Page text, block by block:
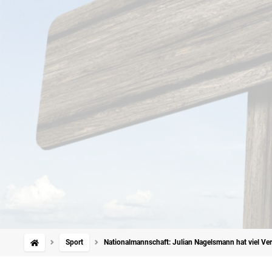
Sport Nationalmannschaft: Julian Nagelsmann hat viel